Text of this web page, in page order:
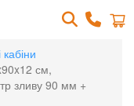
см,
зливу 90 мм +